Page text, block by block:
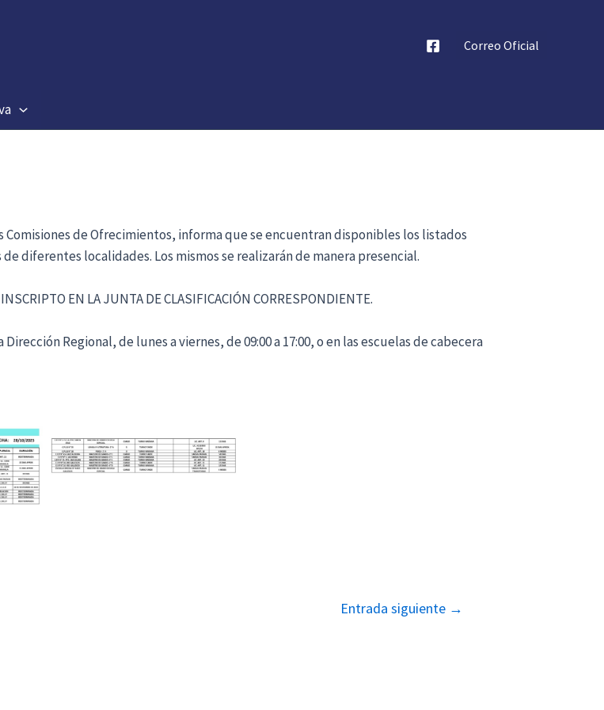
Correo Oficial
Comisiones de Ofrecimientos, informa que se encuentran disponibles los listados
diferentes localidades. Los mismos se realizarán de manera presencial.
EN LA JUNTA DE CLASIFICACIÓN CORRESPONDIENTE.
Regional, de lunes a viernes, de 09:00 a 17:00, o en las escuelas de cabecera
Entrada siguiente →